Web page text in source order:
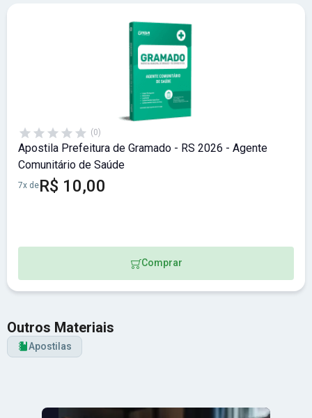
(0)
Apostila Prefeitura de Gramado - RS 2026 - Agente
Comunitário de Saúde
7x deR$ 10,00
Comprar
Outros Materiais
Apostilas